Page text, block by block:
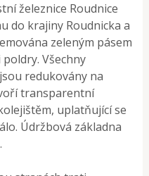
železnice Roudnice
do krajiny Roudnicka a
zeleným pásem
Všechny
redukovány na
transparentní
uplatňující se
Údržbová základna